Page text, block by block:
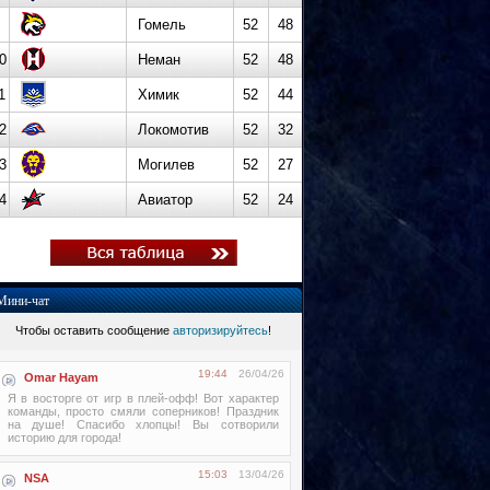
Гомель 52 48
Неман 52 48
Химик 52 44
Локомотив 52 32
Могилев 52 27
Авиатор 52 24
чат
Чтобы оставить сообщение авторизируйтесь!
Omar Hayam 26/04/26
19:44
Я в восторге от игр в плей-офф! Вот характер
команды, просто смяли соперников! Праздник
на душе! Спасибо хлопцы! Вы сотворили
историю для города!
NSA 13/04/26
15:03